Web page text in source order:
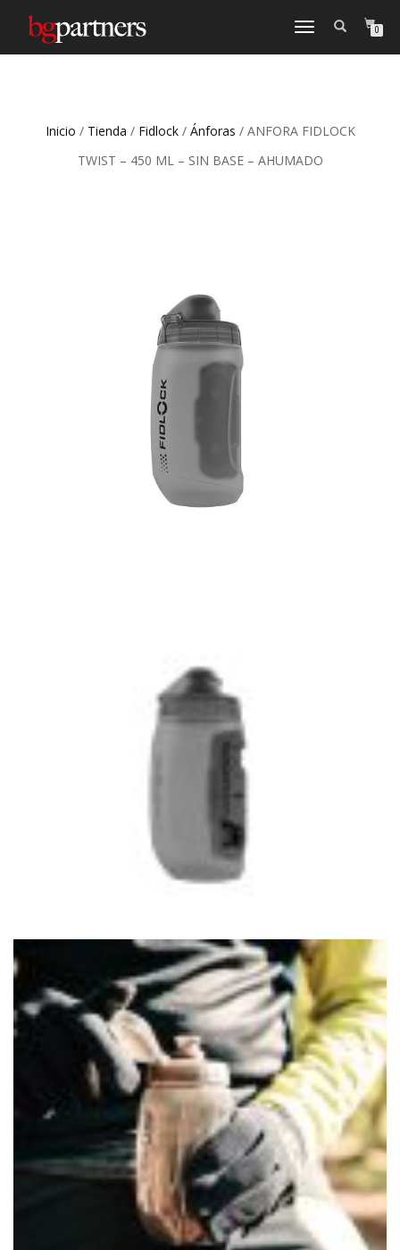
CAMBIAR
0
Inicio / Tienda / Fidlock/ Ánforas / ANFORA FIDLOCK
TWIST – 450 ML – SIN BASE – AHUMADO